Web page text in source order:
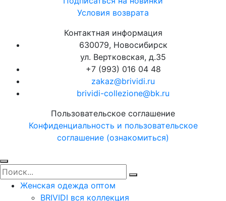
Условия возврата
Контактная информация
630079, Новосибирск
ул. Вертковская, д.35
+7 (993) 016 04 48
zakaz@brividi.ru
brividi-collezione@bk.ru
Пользовательское соглашение
Конфиденциальность и пользовательское
соглашение (ознакомиться)
Женская одежда оптом
BRIVIDI вся коллекция